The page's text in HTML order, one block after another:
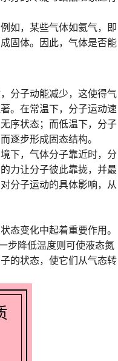
如，某些气体如氦气，即
固体。因此，气体是否能
分子动能减少，这使得气
。在常温下，分子运动速
序状态；而低温下，分子
逐步形成固态结构。
下，气体分子靠近时，分
力让分子彼此靠拢，并最
分子运动的具体影响，从
态变化中起着重要作用。
步降低温度则可使液态氮
的状态，使它们从气态转